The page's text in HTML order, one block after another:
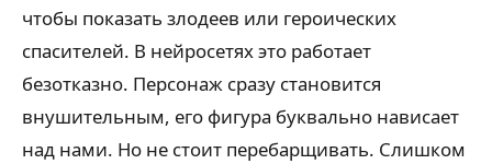
чтобы показать злодеев или героических
спасителей. В нейросетях это работает
безотказно. Персонаж сразу становится
внушительным, его фигура буквально нависает
над нами. Но не стоит перебарщивать. Слишком